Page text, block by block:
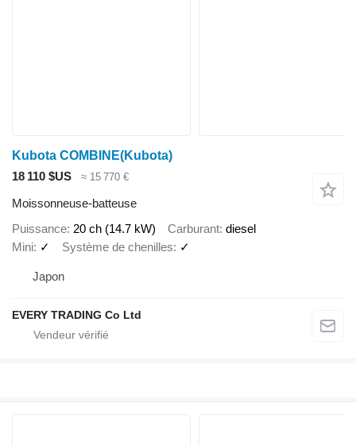
Kubota COMBINE(Kubota)
18 110 $US
≈ 15 770 €
Moissonneuse-batteuse
Puissance 20 ch (14.7 kW) Carburant diesel
Mini ✓ Système de chenilles ✓
Japon
EVERY TRADING Co Ltd